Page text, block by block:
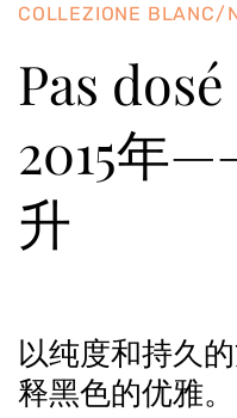
COLLEZIONE BLANC/
Pas
2015年
升
以纯度和持久
释黑色的优雅。